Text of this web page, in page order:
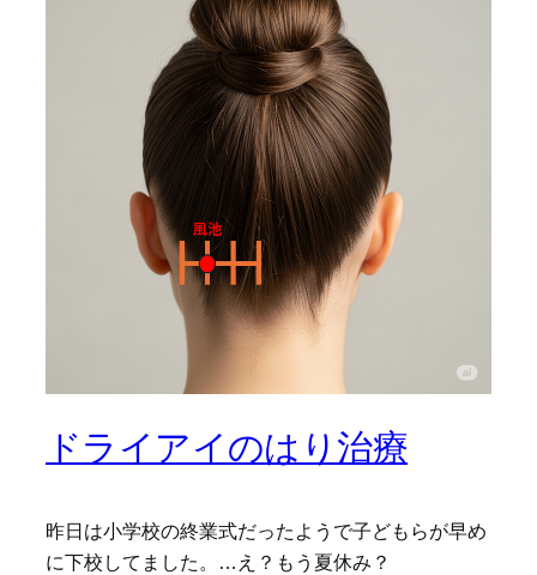
ドライアイのはり治療
昨日は小学校の終業式だったようで子どもらが早め
に下校してました。…え？もう夏休み？